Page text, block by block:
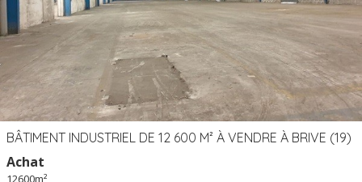
BÂTIMENT INDUSTRIEL DE 12 600 M² À VENDRE À BRIVE (19)
Achat
12600m²